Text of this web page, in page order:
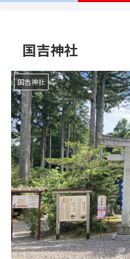
国吉神社
国吉神社